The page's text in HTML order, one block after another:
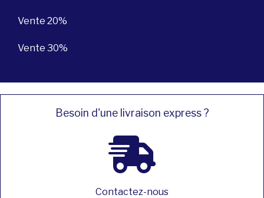
Vente 20%
Vente 30%
Besoin d'une livraison express ?
Contactez-nous